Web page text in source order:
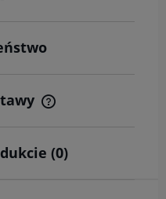
kosztów płatności
(0)